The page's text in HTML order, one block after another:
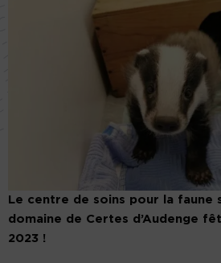
Le centre de soins pour la faune
domaine de Certes d’Audenge
2023 !